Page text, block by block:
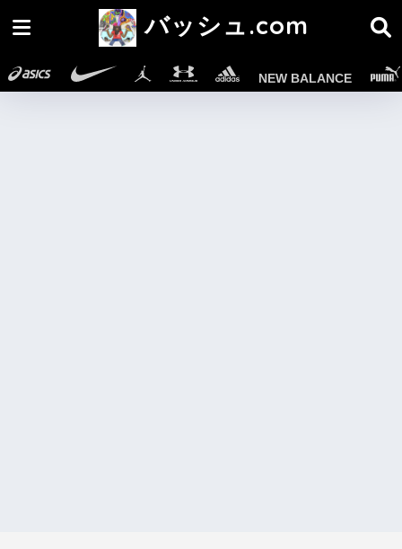
バッシュ.com
NEW BALANCE